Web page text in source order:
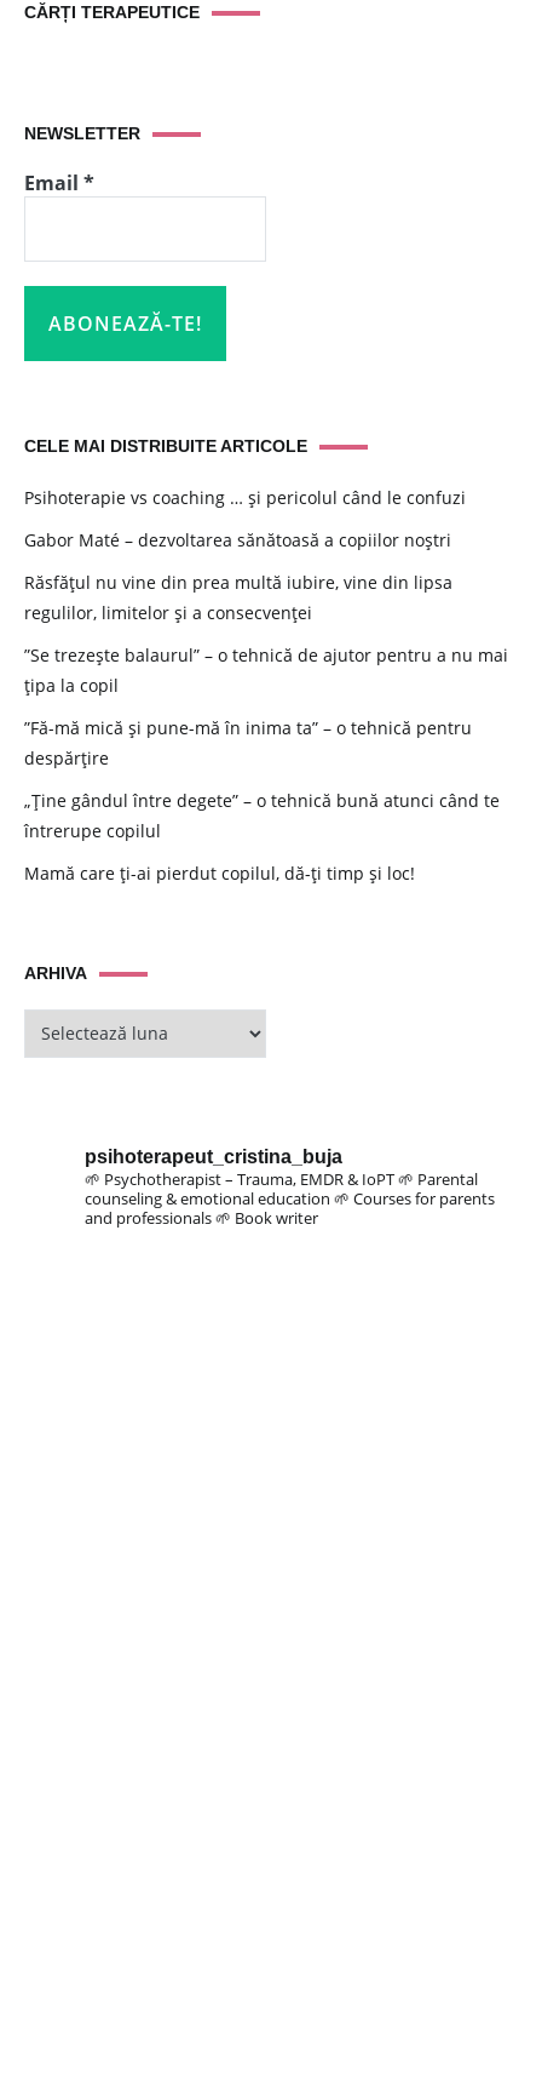
CĂRȚI TERAPEUTICE
NEWSLETTER
Email *
CELE MAI DISTRIBUITE ARTICOLE
Psihoterapie vs coaching … și pericolul când le confuzi
Gabor Maté – dezvoltarea sănătoasă a copiilor noștri
Răsfățul nu vine din prea multă iubire, vine din lipsa
regulilor, limitelor și a consecvenței
”Se trezește balaurul” – o tehnică de ajutor pentru a nu mai
țipa la copil
”Fă-mă mică și pune-mă în inima ta” – o tehnică pentru
despărțire
„Ține gândul între degete” – o tehnică bună atunci când te
întrerupe copilul
Mamă care ți-ai pierdut copilul, dă-ți timp și loc!
ARHIVA ARHIVA
psihoterapeut_cristina_buja
🌱 Psychotherapist – Trauma, EMDR & IoPT🌱 Parental
counseling & emotional education 🌱 Courses for parents
and professionals🌱 Book writer